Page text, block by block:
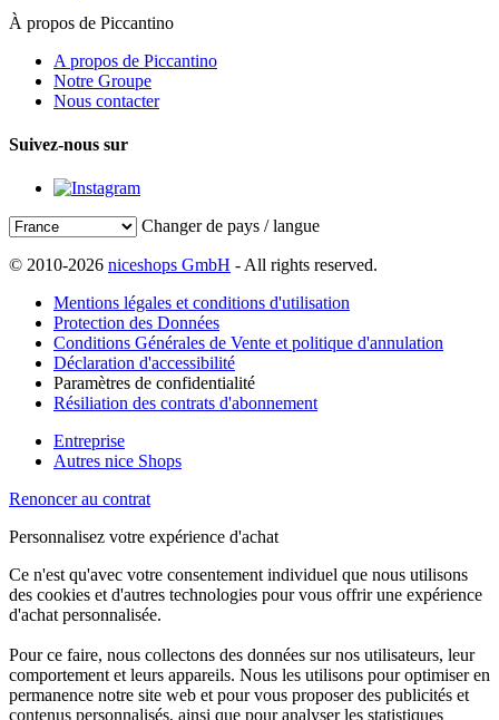
À propos de Piccantino
A propos de Piccantino
Notre Groupe
Nous contacter
Suivez-nous sur
Changer de pays / langue
© 2010-2026 niceshops GmbH - All rights reserved.
Mentions légales et conditions d'utilisation
Protection des Données
Conditions Générales de Vente et politique d'annulation
Déclaration d'accessibilité
Paramètres de confidentialité
Résiliation des contrats d'abonnement
Entreprise
Autres nice Shops
Renoncer au contrat
Personnalisez votre expérience d'achat
Ce n'est qu'avec votre consentement individuel que nous utilisons
des cookies et d'autres technologies pour vous offrir une expérience
d'achat personnalisée.
Pour ce faire, nous collectons des données sur nos utilisateurs, leur
comportement et leurs appareils. Nous les utilisons pour optimiser en
permanence notre site web et pour vous proposer des publicités et
contenus personnalisés, ainsi que pour analyser les statistiques